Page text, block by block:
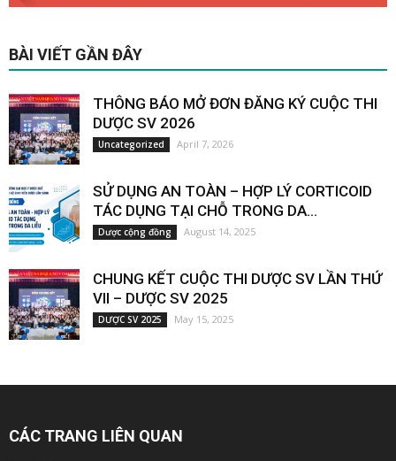
BÀI VIẾT GẦN ĐÂY
THÔNG BÁO MỞ ĐƠN ĐĂNG KÝ CUỘC THI
DƯỢC SV 2026
Uncategorized April 7, 2026
SỬ DỤNG AN TOÀN – HỢP LÝ CORTICOID
TÁC DỤNG TẠI CHỖ TRONG DA...
Dược cộng đồng August 14, 2025
CHUNG KẾT CUỘC THI DƯỢC SV LẦN THỨ
VII – DƯỢC SV 2025
DƯỢC SV 2025 May 15, 2025
CÁC TRANG LIÊN QUAN